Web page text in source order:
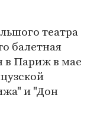
театра
балетная
в Париж в мае
и "Дон